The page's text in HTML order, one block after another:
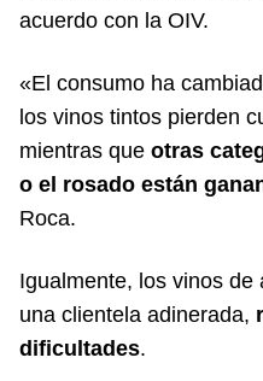
acuerdo con la OIV.
«El consumo ha
los vinos tintos pierden
mientras que otras
o el rosado están
Roca.
Igualmente, los vinos
una clientela adinerada,
dificultades.